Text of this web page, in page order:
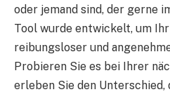
oder jemand sind, der gerne
Tool wurde entwickelt, um
reibungsloser und
Probieren Sie es bei Ihrer
erleben Sie den Unterschied,